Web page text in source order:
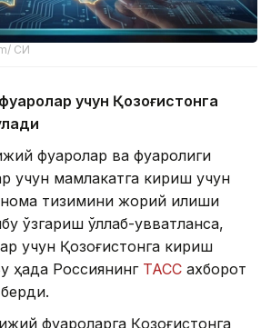
СИ
учун Қозоғистонга
фуқаролар ва фуқаролиги
учун мамлакатга кириш учун
тизимини жорий қилиши
ўзгариш қўллаб-қувватланса,
учун Қозоғистонга кириш
ҳақда Россиянинг ТАСС ахборот
фуқароларга Қозоғистонга